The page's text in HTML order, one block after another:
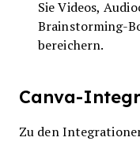
Sie Videos,
Brainstorming-
bereichern.
Canva-
Zu den